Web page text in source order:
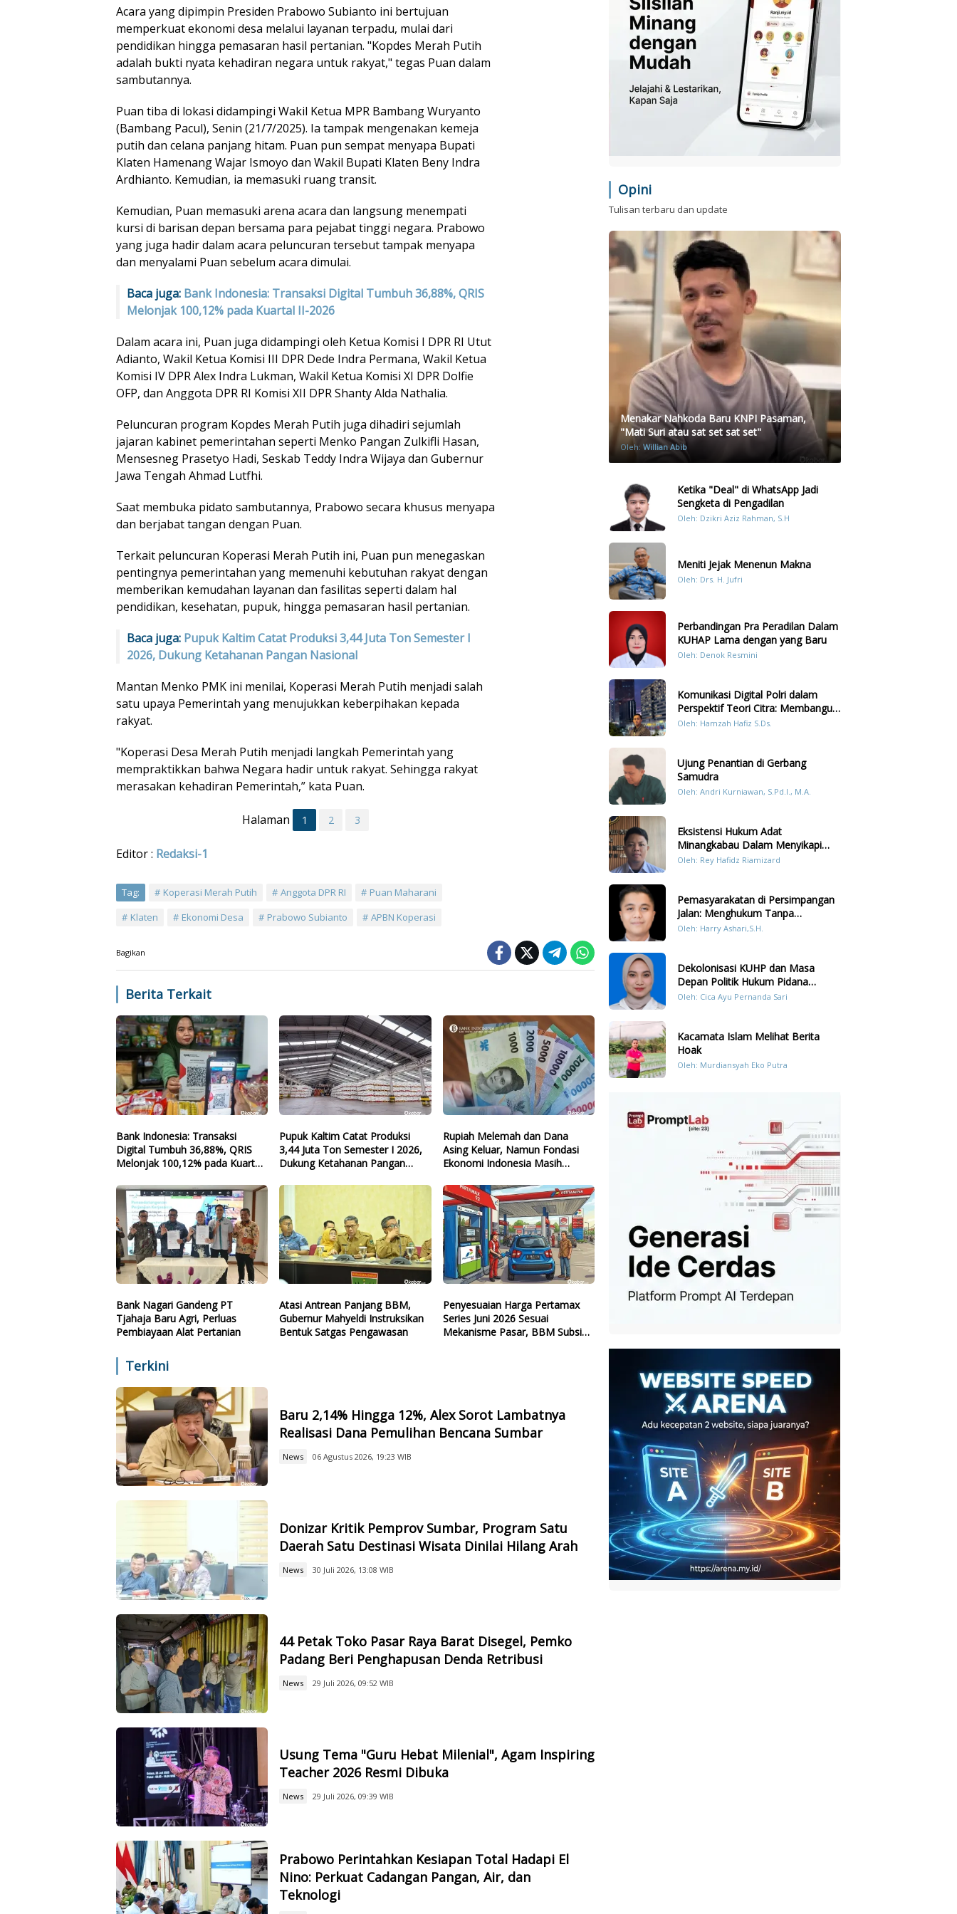
Acara yang dipimpin Presiden Prabowo Subianto ini bertujuan
memperkuat ekonomi desa melalui layanan terpadu, mulai dari
pendidikan hingga pemasaran hasil pertanian. "Kopdes Merah Putih
adalah bukti nyata kehadiran negara untuk rakyat," tegas Puan dalam
sambutannya.
Puan tiba di lokasi didampingi Wakil Ketua MPR Bambang Wuryanto
(Bambang Pacul), Senin (21/7/2025). Ia tampak mengenakan kemeja
putih dan celana panjang hitam. Puan pun sempat menyapa Bupati
Klaten Hamenang Wajar Ismoyo dan Wakil Bupati Klaten Beny Indra
Ardhianto. Kemudian, ia memasuki ruang transit.
Kemudian, Puan memasuki arena acara dan langsung menempati
kursi di barisan depan bersama para pejabat tinggi negara. Prabowo
yang juga hadir dalam acara peluncuran tersebut tampak menyapa
dan menyalami Puan sebelum acara dimulai.
Baca juga: Bank Indonesia: Transaksi Digital Tumbuh 36,88%, QRIS
Melonjak 100,12% pada Kuartal II-2026
Dalam acara ini, Puan juga didampingi oleh Ketua Komisi I DPR RI Utut
Adianto, Wakil Ketua Komisi III DPR Dede Indra Permana, Wakil Ketua
Komisi IV DPR Alex Indra Lukman, Wakil Ketua Komisi XI DPR Dolfie
OFP, dan Anggota DPR RI Komisi XII DPR Shanty Alda Nathalia.
Peluncuran program Kopdes Merah Putih juga dihadiri sejumlah
jajaran kabinet pemerintahan seperti Menko Pangan Zulkifli Hasan,
Mensesneg Prasetyo Hadi, Seskab Teddy Indra Wijaya dan Gubernur
Jawa Tengah Ahmad Lutfhi.
Saat membuka pidato sambutannya, Prabowo secara khusus menyapa
dan berjabat tangan dengan Puan.
Terkait peluncuran Koperasi Merah Putih ini, Puan pun menegaskan
pentingnya pemerintahan yang memenuhi kebutuhan rakyat dengan
memberikan kemudahan layanan dan fasilitas seperti dalam hal
pendidikan, kesehatan, pupuk, hingga pemasaran hasil pertanian.
Baca juga: Pupuk Kaltim Catat Produksi 3,44 Juta Ton Semester I
2026, Dukung Ketahanan Pangan Nasional
Mantan Menko PMK ini menilai, Koperasi Merah Putih menjadi salah
satu upaya Pemerintah yang menujukkan keberpihakan kepada
rakyat.
"Koperasi Desa Merah Putih menjadi langkah Pemerintah yang
mempraktikkan bahwa Negara hadir untuk rakyat. Sehingga rakyat
merasakan kehadiran Pemerintah,” kata Puan.
Halaman 1 2 3
Editor : Redaksi-1
Tag: Koperasi Merah Putih Anggota DPR RI
Puan Maharani
Klaten
Ekonomi Desa Prabowo Subianto APBN Koperasi
Bagikan
Berita Terkait
Bank Indonesia: Transaksi
Digital Tumbuh 36,88%, QRIS
Melonjak 100,12% pada Kuartal
Pupuk Kaltim Catat Produksi
3,44 Juta Ton Semester I 2026,
Dukung Ketahanan Pangan
Rupiah Melemah dan Dana
Asing Keluar, Namun Fondasi
Ekonomi Indonesia Masih
Bank Nagari Gandeng PT
Tjahaja Baru Agri, Perluas
Pembiayaan Alat Pertanian
Atasi Antrean Panjang BBM,
Gubernur Mahyeldi Instruksikan
Bentuk Satgas Pengawasan
Penyesuaian Harga Pertamax
Series Juni 2026 Sesuai
Mekanisme Pasar, BBM Subsidi
Terkini
Baru 2,14% Hingga 12%, Alex Sorot Lambatnya
Realisasi Dana Pemulihan Bencana Sumbar
News 06 Agustus 2026, 19:23 WIB
Donizar Kritik Pemprov Sumbar, Program Satu
Daerah Satu Destinasi Wisata Dinilai Hilang Arah
News 30 Juli 2026, 13:08 WIB
44 Petak Toko Pasar Raya Barat Disegel, Pemko
Padang Beri Penghapusan Denda Retribusi
News 29 Juli 2026, 09:52 WIB
Usung Tema "Guru Hebat Milenial", Agam Inspiring
Teacher 2026 Resmi Dibuka
News 29 Juli 2026, 09:39 WIB
Prabowo Perintahkan Kesiapan Total Hadapi El
Nino: Perkuat Cadangan Pangan, Air, dan
Teknologi
Opini
Tulisan terbaru dan update
Menakar Nahkoda Baru KNPI Pasaman,
"Mati Suri atau sat set sat set"
Oleh: Willian Abib
Ketika "Deal" di WhatsApp Jadi
Sengketa di Pengadilan
Oleh: Dzikri Aziz Rahman, S.H
Meniti Jejak Menenun Makna
Oleh: Drs. H. Jufri
Perbandingan Pra Peradilan Dalam
KUHAP Lama dengan yang Baru
Oleh: Denok Resmini
Komunikasi Digital Polri dalam
Perspektif Teori Citra: Membangun
Kepercayaan Publik Melalui Konten
Oleh: Hamzah Hafiz S.Ds.
Ujung Penantian di Gerbang
Samudra
Oleh: Andri Kurniawan, S.Pd.I., M.A.
Eksistensi Hukum Adat
Minangkabau Dalam Menyikapi
Prilaku LGBT Analisis Perbandingan
Oleh: Rey Hafidz Riamizard
Pemasyarakatan di Persimpangan
Jalan: Menghukum Tanpa
Memulihkan?
Oleh: Harry Ashari,S.H.
Dekolonisasi KUHP dan Masa
Depan Politik Hukum Pidana
Indonesia
Oleh: Cica Ayu Pernanda Sari
Kacamata Islam Melihat Berita
Hoak
Oleh: Murdiansyah Eko Putra